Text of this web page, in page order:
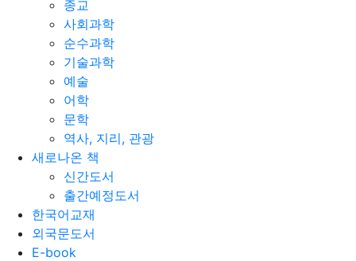
종교
사회과학
순수과학
기술과학
예술
어학
문학
역사, 지리, 관광
새로나온 책
신간도서
출간예정도서
한국어교재
외국문도서
E-book